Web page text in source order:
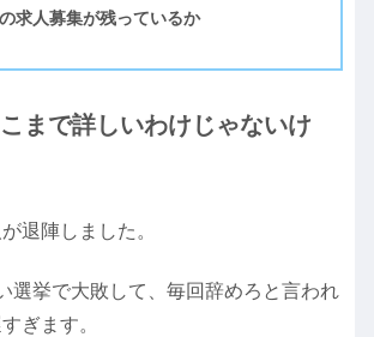
求人募集が残っているか
まで詳しいわけじゃないけ
退陣しました。
選挙で大敗して、毎回辞めろと言われ
ぎます。